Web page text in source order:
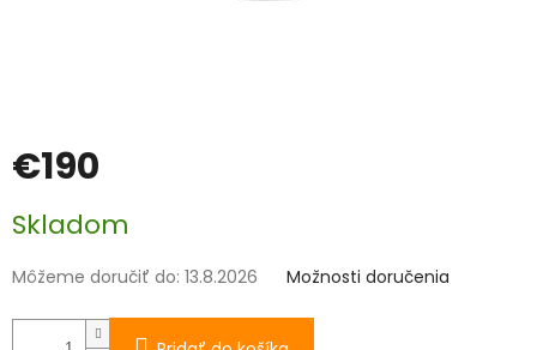
€190
cena:
Skladom
Môžeme doručiť do: 13.8.2026 Možnosti doručenia